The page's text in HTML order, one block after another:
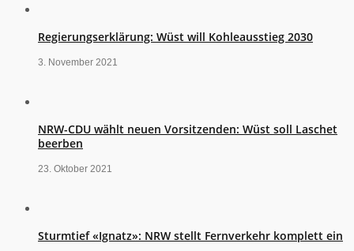
Regierungserklärung: Wüst will Kohleausstieg 2030
3. November 2021
NRW-CDU wählt neuen Vorsitzenden: Wüst soll Laschet
beerben
23. Oktober 2021
Sturmtief «Ignatz»: NRW stellt Fernverkehr komplett ein